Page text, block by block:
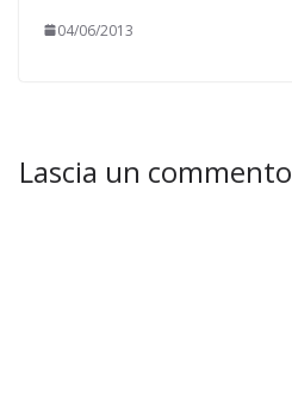
04/06/2013
Lascia un commento